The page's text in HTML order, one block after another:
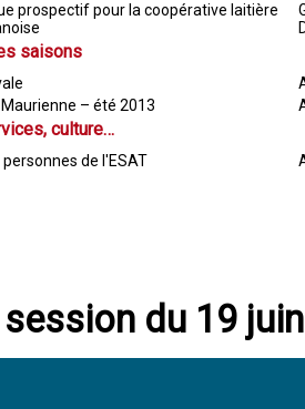
prospectif pour la coopérative laitière
saisons
– été 2013
culture…
de l'ESAT
du 19